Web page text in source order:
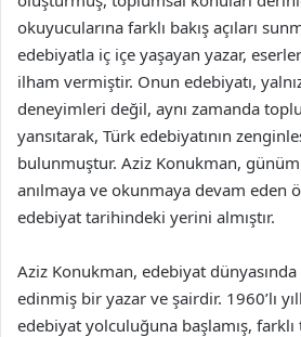
okuyucularına farklı bakış açıları
edebiyatla iç içe yaşayan yazar,
ilham vermiştir. Onun edebiyatı,
deneyimleri değil, aynı zamanda
yansıtarak, Türk edebiyatının
bulunmuştur. Aziz Konukman,
anılmaya ve okunmaya devam eden
edebiyat tarihindeki yerini almıştır.
Aziz Konukman, edebiyat
edinmiş bir yazar ve şairdir. 1960’lı
edebiyat yolculuğuna başlamış,